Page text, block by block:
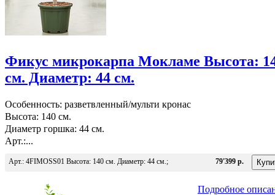
Фикус микрокарпа Мокламе Высота:
см. Диаметр: 44 см.
Особенность: разветвленный/мульти кронас
Высота: 140 см.
Диаметр горшка: 44 см.
Арт.:...
Арт.: 4FIMOSS01 Высота: 140 см. Диаметр: 44 см.; 79'399 р.
Подробное